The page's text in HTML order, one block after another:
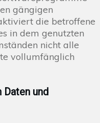
gängigen
die betroffene
in dem genutzten
nicht alle
vollumfänglich
Daten und